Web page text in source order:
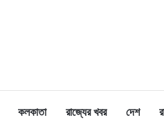
কলকাতা রাজ্যের খবর দেশ